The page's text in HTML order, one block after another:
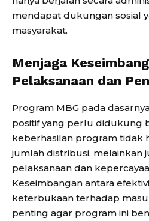
mendapat dukungan sosial
masyarakat.
Menjaga
Pelaksanaan dan
Program MBG pada
positif yang perlu didukung
keberhasilan program tidak
jumlah distribusi, melainkan
pelaksanaan dan
Keseimbangan antara
keterbukaan terhadap
penting agar program ini